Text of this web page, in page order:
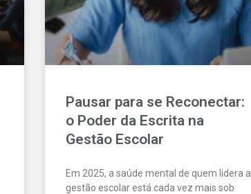
Pausar para se Reconectar:
o Poder da Escrita na
Gestão Escolar
Em 2025, a saúde mental de quem lidera a
gestão escolar está cada vez mais sob